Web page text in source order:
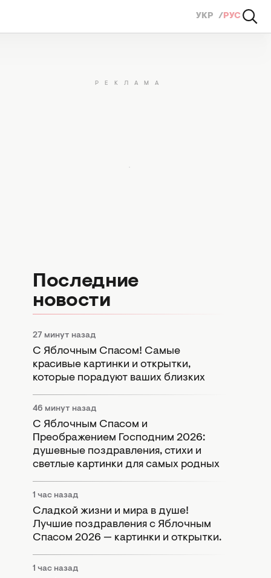
УКР РУС
Последние
новости
27 минут назад
С Яблочным Спасом! Самые
красивые картинки и открытки,
которые порадуют ваших близких
46 минут назад
С Яблочным Спасом и
Преображением Господним 2026:
душевные поздравления, стихи и
светлые картинки для самых родных
1 час назад
Сладкой жизни и мира в душе!
Лучшие поздравления с Яблочным
Спасом 2026 — картинки и открытки.
1 час назад